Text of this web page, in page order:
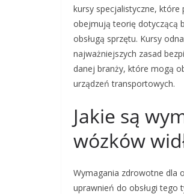
kursy specjalistyczne,
obejmują teorię dotyczącą
obsługą sprzętu. Kursy
najważniejszych zasad
danej branży, które mogą
urządzeń transportowych.
Jakie są
wózków
Wymagania zdrowotne dla
uprawnień do obsługi tego